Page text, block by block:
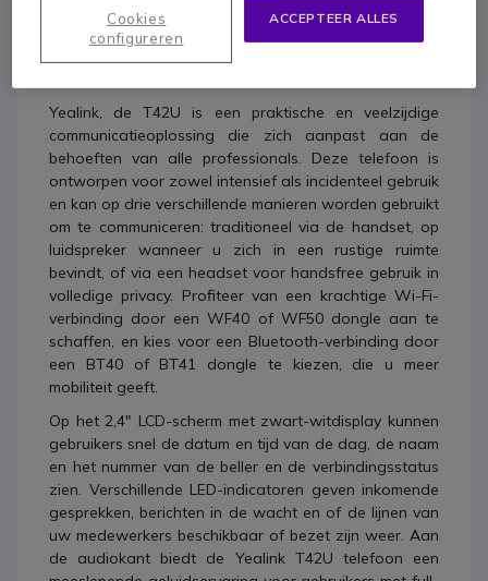
Een praktische en
veelzijdige telefoon
Yealink, de T42U is een praktische en veelzijdige
communicatieoplossing die zich aanpast aan de
behoeften van alle professionals. Deze telefoon is
ontworpen voor zowel intensief als incidenteel gebruik
en kan op drie verschillende manieren worden gebruikt
om te communiceren: traditioneel via de handset, op
luidspreker wanneer u zich in een rustige ruimte
bevindt, of via een headset voor handsfree gebruik in
volledige privacy. Profiteer van een krachtige Wi-Fi-
verbinding door een WF40 of WF50 dongle aan te
schaffen, en kies voor een Bluetooth-verbinding door
een BT40 of BT41 dongle te kiezen, die u meer
mobiliteit geeft.
Op het 2,4" LCD-scherm met zwart-witdisplay kunnen
gebruikers snel de datum en tijd van de dag, de naam
en het nummer van de beller en de verbindingsstatus
zien. Verschillende LED-indicatoren geven inkomende
gesprekken, berichten in de wacht en of de lijnen van
uw medewerkers beschikbaar of bezet zijn weer. Aan
de audiokant biedt de Yealink T42U telefoon een
ACCEPTEER ALLES
Cookies
configureren